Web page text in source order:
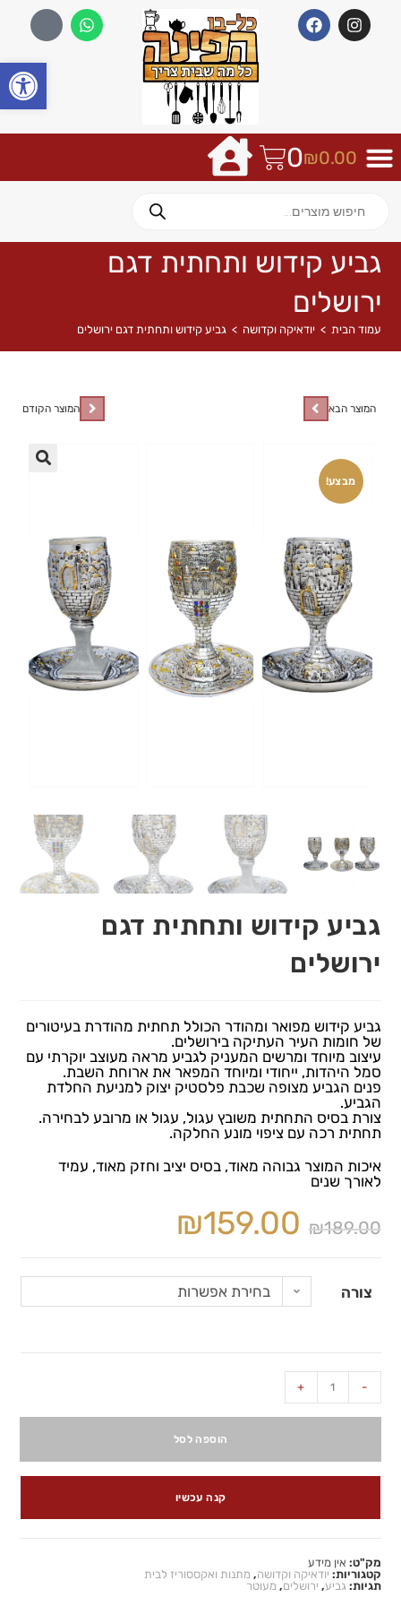
₪0.00
0
גביע קידוש ותחתית דגם
ירושלים
עמוד הבית > יודאיקה וקדושה > גביע קידוש ותחתית דגם ירושלים
מבצע!
המוצר הקודם המוצר הבא
גביע קידוש ותחתית דגם
ירושלים
גביע קידוש מפואר ומהודר הכולל תחתית מהודרת בעיטורים
של חומות העיר העתיקה בירושלים.
עיצוב מיוחד ומרשים המעניק לגביע מראה מעוצב יוקרתי עם
סמל היהדות, ייחודי ומיוחד המפאר את ארוחת השבת.
פנים הגביע מצופה שכבת פלסטיק יצוק למניעת החלדת
הגביע.
צורת בסיס התחתית משובץ עגול, עגול או מרובע לבחירה.
תחתית רכה עם ציפוי מונע החלקה.
איכות המוצר גבוהה מאוד, בסיס יציב וחזק מאוד, עמיד
לאורך שנים
₪189.00
₪159.00
צורה בחירת אפשרות
-
+
הוספה לסל
קנה עכשיו
מק"ט: אין מידע
קטגוריות: יודאיקה וקדושה, מתנות ואקססוריז לבית
תגיות: גביע, ירושלים, מעוטר